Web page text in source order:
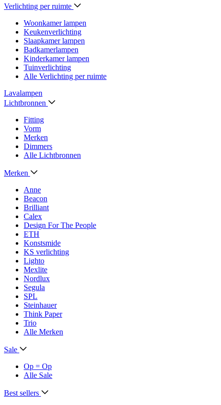
Verlichting per ruimte
Woonkamer lampen
Keukenverlichting
Slaapkamer lampen
Badkamerlampen
Kinderkamer lampen
Tuinverlichting
Alle Verlichting per ruimte
Lavalampen
Lichtbronnen
Fitting
Vorm
Merken
Dimmers
Alle Lichtbronnen
Merken
Anne
Beacon
Brilliant
Calex
Design For The People
ETH
Konstsmide
KS verlichting
Lighto
Mexlite
Nordlux
Segula
SPL
Steinhauer
Think Paper
Trio
Alle Merken
Sale
Op = Op
Alle Sale
Best sellers